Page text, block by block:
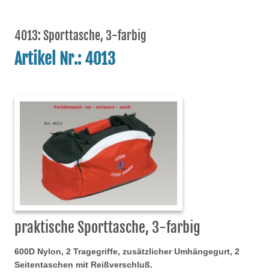
4013: Sporttasche, 3-farbig
Artikel Nr.: 4013
praktische Sporttasche, 3-farbig
600D Nylon, 2 Tragegriffe, zusätzlicher Umhängegurt, 2
Seitentaschen mit Reißverschluß.